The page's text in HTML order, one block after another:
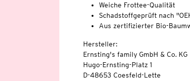
Weiche Frottee-Qualität
Schadstoffgeprüft nach
Aus zertifizierter Bio-
Hersteller:
Ernsting's family GmbH & Co. KG
Hugo-Ernsting-Platz 1
D-48653 Coesfeld-Lette